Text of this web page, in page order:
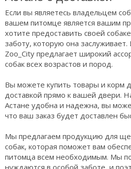
Если вы являетесь владельцем
вашем питомце является вашим
хотите предоставить своей
заботу, которую она
Zoo_City предлагает широкий
собак всех возрастов и пород.
Вы можете купить товары и корм
доставкой прямо к вашей двери.
Астане удобна и надежна, вы
что ваш заказ будет доставлен
Мы предлагаем продукцию для
собак, которая поможет вам
питомца всем необходимым. Мы
нуждаются в особой заботе, и